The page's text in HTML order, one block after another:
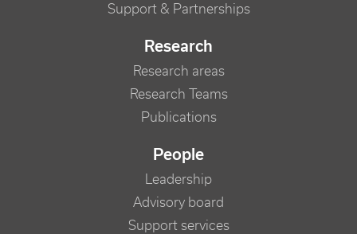
Support & Partnerships
Research
Research areas
Research Teams
Publications
People
Leadership
Advisory board
Support services